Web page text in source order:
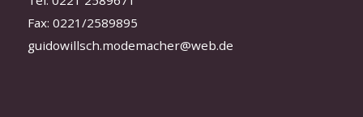
Fax: 0221/2589895
guidowillsch.modemacher@web.de